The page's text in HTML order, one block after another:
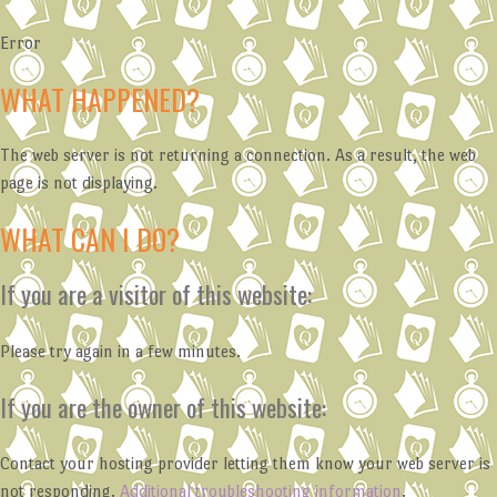
Error
WHAT HAPPENED?
The web server is not returning a connection. As a result, the web
page is not displaying.
WHAT CAN I DO?
If you are a visitor of this website:
Please try again in a few minutes.
If you are the owner of this website:
Contact your hosting provider letting them know your web server is
not responding. Additional troubleshooting information.